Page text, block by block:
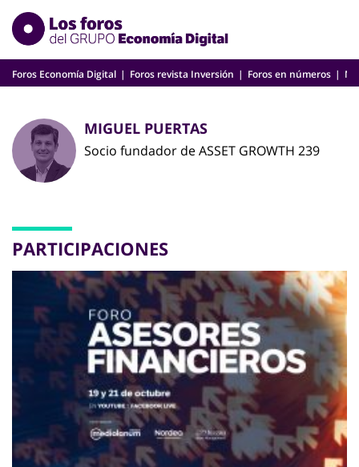
Skip
content
Foros Economía Digital Foros revista Inversión Foros en números
MIGUEL PUERTAS
Socio fundador de ASSET GROWTH 239
PARTICIPACIONES